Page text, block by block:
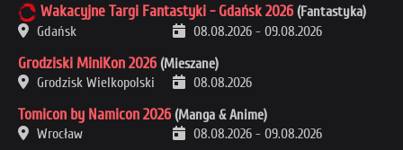
Wakacyjne Targi Fantastyki - Gdańsk 2026 (Fantastyka)
Gdańsk
08.08.2026 - 09.08.2026
Grodziski MiniKon 2026 (Mieszane)
Grodzisk Wielkopolski
08.08.2026
Tomicon by Namicon 2026 (Manga & Anime)
Wrocław
08.08.2026 - 09.08.2026